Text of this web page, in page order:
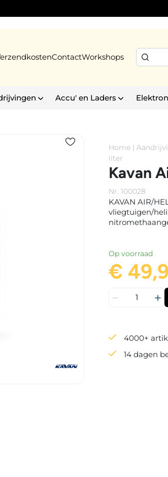
ContactWorkshops
Accu' en Laders
Home |
liter
Kavan
Nr. 100028
KAVAN AIR/
vliegtuigen/
voor
Op voorraad
€
4000+
14 dagen